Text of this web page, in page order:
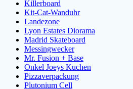
Killerboard
Kit-Cat-Wanduhr
Landezone
Lyon Estates Diorama
Madrid Skateboard
Messingwecker
Mr. Fusion + Base
Onkel Joeys Kuchen
Pizzaverpackung
Plutonium Cell